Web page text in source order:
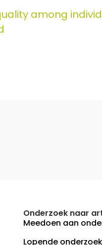
among
Onderzoek naar
Meedoen aan
Lopende onderzoek